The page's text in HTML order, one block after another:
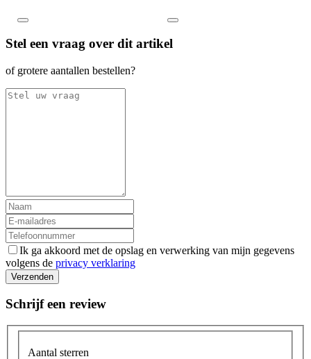
Stel een vraag over dit artikel
of grotere aantallen bestellen?
Ik ga akkoord met de opslag en verwerking van mijn gegevens
volgens de privacy verklaring
Verzenden
Schrijf een review
Aantal sterren